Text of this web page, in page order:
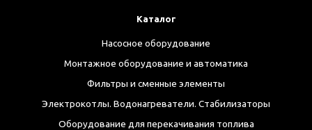
Каталог
Насосное оборудование
Монтажное оборудование и автоматика
Фильтры и сменные элементы
Электрокотлы. Водонагреватели. Стабилизаторы
Оборудование для перекачивания топлива